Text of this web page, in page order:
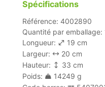
Spécifications
Référence: 4002890
Quantité par emballage:
Longueur:
19 cm
Largeur:
20 cm
Hauteur:
33 cm
Poids:
14249 g